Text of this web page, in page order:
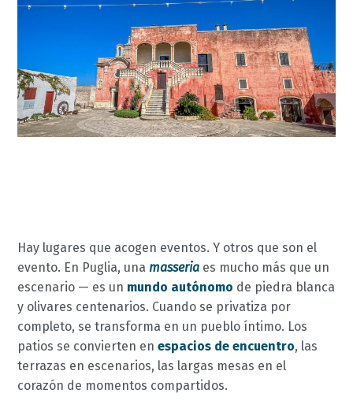
Hay lugares que acogen eventos. Y otros que son el
evento. En Puglia, una masseria es mucho más que un
escenario — es un mundo autónomo de piedra blanca
y olivares centenarios. Cuando se privatiza por
completo, se transforma en un pueblo íntimo. Los
patios se convierten enespacios de encuentro, las
terrazas en escenarios, las largas mesas en el
corazón de momentos compartidos.